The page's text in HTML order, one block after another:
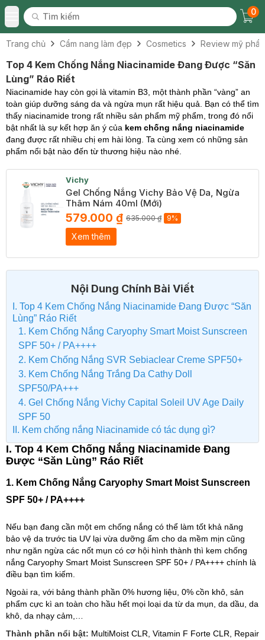
Toggle Menu
Tìm kiếm
Tìm kiếm
0
Trang chủ Cẩm nang làm đẹp Cosmetics Review mỹ
Top 4 Kem Chống Nắng Niacinamide Đang Được “Săn
Lùng” Ráo Riết
Niacinamide hay còn gọi là vitamin B3, một thành phần “vàng” an
toàn giúp dưỡng sáng da và ngừa mụn rất hiệu quả. Bạn có thể tìm
thấy niacinamide trong rất nhiều sản phẩm mỹ phẩm, trong đó nổi
bật nhất là sự kết hợp ăn ý của kem chống nắng niacinamide
đang được rất nhiều chị em hài lòng. Ta cùng xem có những sản
phẩm nổi bật nào đến từ thương hiệu nào nhé.
Vichy
Gel Chống Nắng Vichy Bảo Vệ Da, Ngừa
Thâm Nám 40ml (Mới)
579.000 ₫ 635.000 ₫ 9%
Xem thêm
Nội Dung Chính Bài Viết
I. Top 4 Kem Chống Nắng Niacinamide Đang Được “Săn
Lùng” Ráo Riết
1. Kem Chống Nắng Caryophy Smart Moist Sunscreen
SPF 50+ / PA++++
2. Kem Chống Nắng SVR Sebiaclear Creme SPF50+
3. Kem Chống Nắng Trắng Da Cathy Doll
SPF50/PA+++
4. Gel Chống Nắng Vichy Capital Soleil UV Age Daily
SPF 50
II. Kem chống nắng Niacinamide có tác dụng gì?
I. Top 4 Kem Chống Nắng Niacinamide Đang
Được “Săn Lùng” Ráo Riết
1. Kem Chống Nắng Caryophy Smart Moist Sunscreen
SPF 50+ / PA++++
Nếu bạn đang cần một em chống nắng có thể làm tốt khả năng
bảo vệ da trước tia UV lại vừa dưỡng ẩm cho da mềm mịn cũng
như ngăn ngừa các nốt mụn có cơ hội hình thành thì kem chống
nắng Caryophy Smart Moist Sunscreen SPF 50+ / PA++++ chính là
điều bạn tìm kiếm.
Ngoài ra, với bảng thành phần 0% hương liệu, 0% cồn khô, sản
phẩm cực kì an toàn cho hầu hết mọi loại da từ da mụn, da dầu, da
khô, da nhạy cảm,…
Thành phần nổi bật: MultiMoist CLR, Vitamin F Forte CLR, Repair